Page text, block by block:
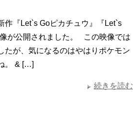
作『Let`s Goピカチュウ』『Let`s
が公開されました。 この映像では
たが、気になるのはやはりポケモン
。 & […]
続きを読む